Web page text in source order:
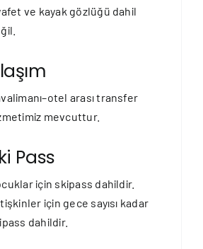
ve kayak gözlüğü dahil
arası transfer
mevcuttur.
Pass
için skipass dahildir.
için gece sayısı kadar
dahildir.